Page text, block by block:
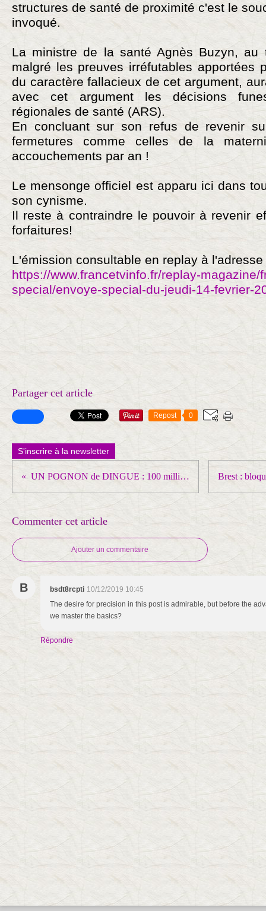
structures de santé de proximité c'est le
invoqué.
La ministre de la santé Agnès Buzyn, au
malgré les preuves irréfutables apportées
du caractère fallacieux de cet argument,
avec cet argument les décisions
régionales de santé (ARS).
En concluant sur son refus de revenir
fermetures comme celles de la
accouchements par an !
Le mensonge officiel est apparu ici dans
son cynisme.
Il reste à contraindre le pouvoir à revenir
forfaitures!
L'émission consultable en replay à l'adresse
https://www.francetvinfo.fr/replay-magazine/
special/envoye-special-du-jeudi-14-fevrier-
Partager cet article
Repost 0
S'inscrire à la newsletter
UN POGNON de DINGUE : 100 milliard d'évasion fiscale annuelle en France
Commenter cet article
Ajouter un commentaire
B bsdt8rcpti 10/12/2019 10:45
The desire for precision in this post is admirable, but before the
we master the basics?
Répondre